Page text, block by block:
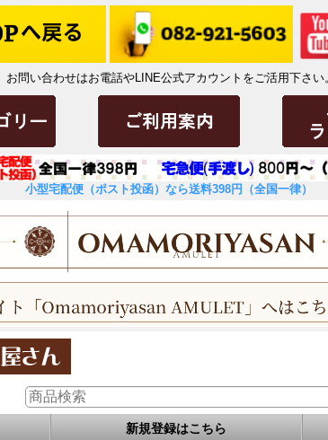
お問い合わせはお電話やLINE公式アカウントをご活用下さい。
小型宅配便（ポスト投函）なら送料398円（全国一律）
新規登録はこちら